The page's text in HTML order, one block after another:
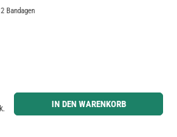
Bandagen
ein oder benutze die Schaltflächen um die Anzahl zu
IN DEN WARENKORB